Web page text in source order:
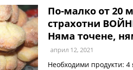
По-малко от 20
страхотни
Няма точене,
април 12, 2021
Необходими продукти: 4